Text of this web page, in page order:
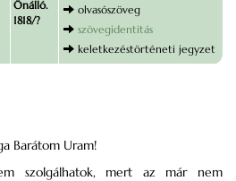
Önálló.
1818/?
olvasószöveg
szövegidentitás
keletkezéstörténeti jegyzet
Barátom Uram!
szolgálhatok, mert az már nem